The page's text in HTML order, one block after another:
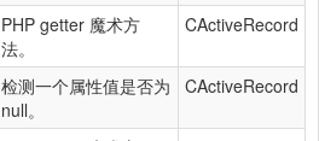
PHP getter 魔术方
法。
CActiveRecord
检测一个属性值是否为
null。
CActiveRecord